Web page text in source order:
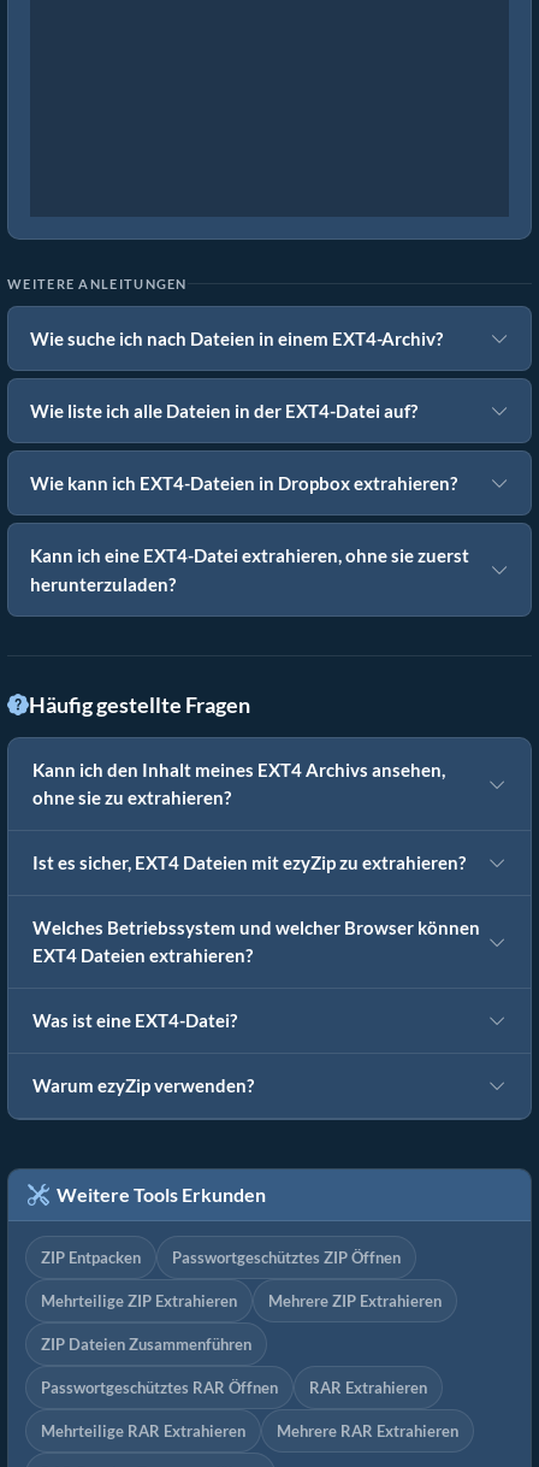
WEITERE ANLEITUNGEN
Wie suche ich nach Dateien in einem EXT4-Archiv?
Wie liste ich alle Dateien in der EXT4-Datei auf?
Wie kann ich EXT4-Dateien in Dropbox extrahieren?
Kann ich eine EXT4-Datei extrahieren, ohne sie zuerst
herunterzuladen?
Häufig gestellte Fragen
Kann ich den Inhalt meines EXT4 Archivs ansehen,
ohne sie zu extrahieren?
Ist es sicher, EXT4 Dateien mit ezyZip zu extrahieren?
Welches Betriebssystem und welcher Browser können
EXT4 Dateien extrahieren?
Was ist eine EXT4-Datei?
Warum ezyZip verwenden?
Weitere Tools Erkunden
ZIP Entpacken Passwortgeschütztes ZIP Öffnen
Mehrteilige ZIP Extrahieren Mehrere ZIP Extrahieren
ZIP Dateien Zusammenführen
Passwortgeschütztes RAR Öffnen RAR Extrahieren
Mehrteilige RAR Extrahieren Mehrere RAR Extrahieren